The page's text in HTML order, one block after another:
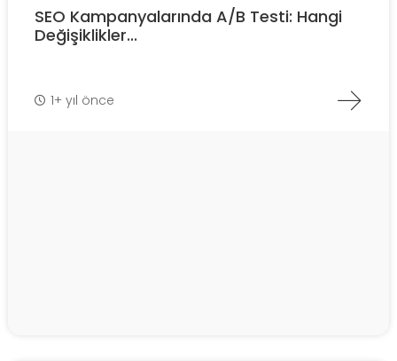
SEO Kampanyalarında A/B Testi: Hangi
Değişiklikler...
1+ yıl önce